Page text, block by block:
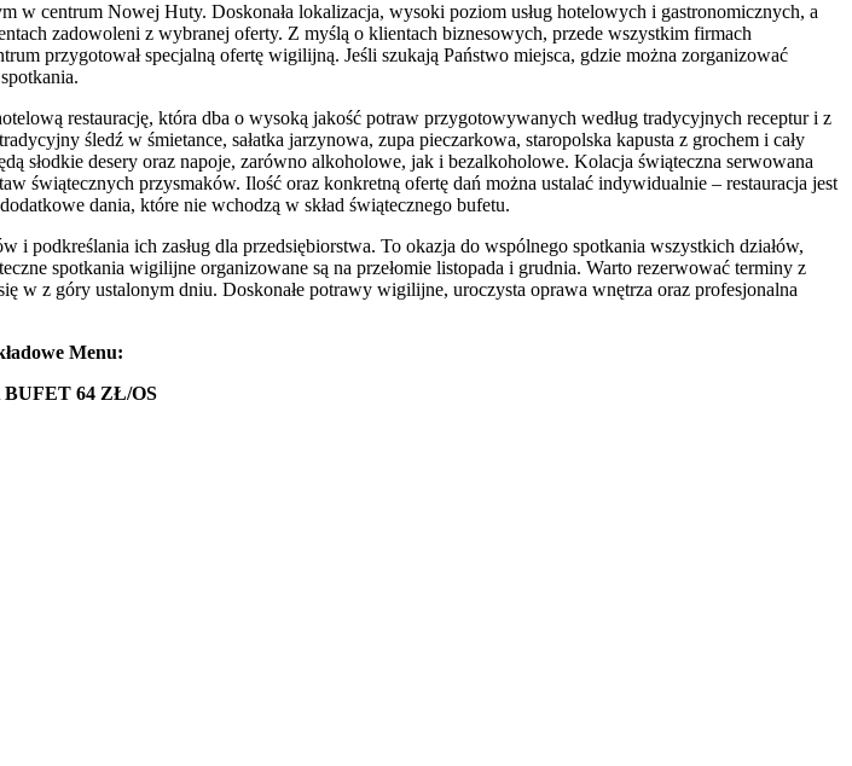
centrum Nowej Huty. Doskonała lokalizacja, wysoki poziom usług hotelowych i gastronomicznych, a
zadowoleni z wybranej oferty. Z myślą o klientach biznesowych, przede wszystkim firmach
przygotował specjalną ofertę wigilijną. Jeśli szukają Państwo miejsca, gdzie można zorganizować
restaurację, która dba o wysoką jakość potraw przygotowywanych według tradycyjnych receptur i z
śledź w śmietance, sałatka jarzynowa, zupa pieczarkowa, staropolska kapusta z grochem i cały
słodkie desery oraz napoje, zarówno alkoholowe, jak i bezalkoholowe. Kolacja świąteczna serwowana
świątecznych przysmaków. Ilość oraz konkretną ofertę dań można ustalać indywidualnie – restauracja jest
dania, które nie wchodzą w skład świątecznego bufetu.
ich zasług dla przedsiębiorstwa. To okazja do wspólnego spotkania wszystkich działów,
spotkania wigilijne organizowane są na przełomie listopada i grudnia. Warto rezerwować terminy z
w z góry ustalonym dniu. Doskonałe potrawy wigilijne, uroczysta oprawa wnętrza oraz profesjonalna
Menu:
64 ZŁ/OS